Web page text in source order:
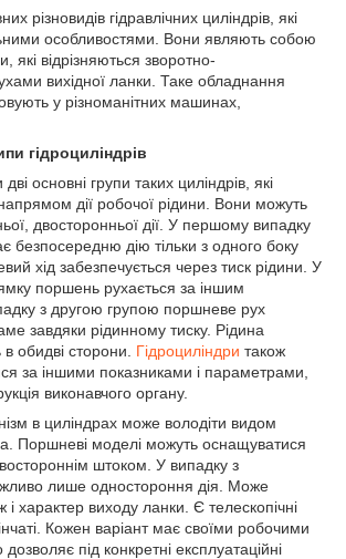
різновидів гідравлічних циліндрів, які
особливостями. Вони являють собою
які відрізняються зворотно-
вихідної ланки. Таке обладнання
у різноманітних машинах,
гідроциліндрів
основні групи таких циліндрів, які
дії робочої рідини. Вони можуть
двосторонньої дії. У першому випадку
безпосередню дію тільки з одного боку
хід забезпечується через тиск рідини. У
поршень рухається за іншим
з другою групою поршневе рух
завдяки рідинному тиску. Рідина
обидві сторони. Гідроциліндри також
за іншими показниками і параметрами,
виконавчого органу.
в циліндрах може володіти видом
Поршневі моделі можуть оснащуватися
штоком. У випадку з
лише одностороння дія. Може
і характер виходу ланки. Є телескопічні
Кожен варіант має своїми робочими
під конкретні експлуатаційні